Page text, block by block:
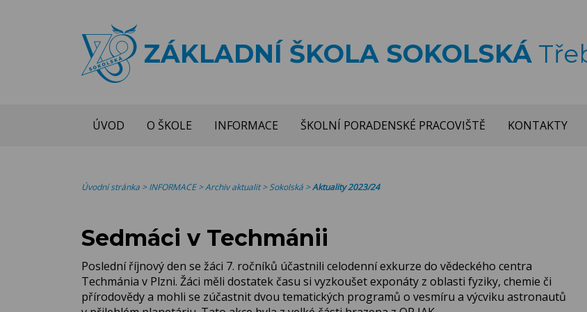
ZÁKLADNÍ ŠKOLA SOKOLSKÁ
ÚVOD O ŠKOLE INFORMACE ŠKOLNÍ PORADENSKÉ PRACOVIŠTĚ KONTAKTY
Úvodní stránka >INFORMACE>Archiv aktualit>Sokolská >Aktuality 2023/24
Sedmáci v Techmánii
Poslední říjnový den se žáci 7. ročníků účastnili celodenní exkurze do vědeckého centra
Techmánia v Plzni. Žáci měli dostatek času si vyzkoušet exponáty z oblasti fyziky, chemie či
přírodovědy a mohli se zúčastnit dvou tematických programů o vesmíru a výcviku astronautů